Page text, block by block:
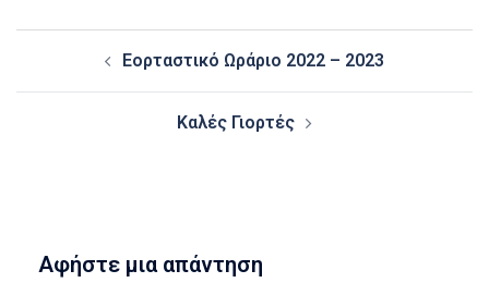
navigationΕορταστικό Ωράριο 2022 – 2023
Καλές Γιορτές
Αφήστε μια απάντηση